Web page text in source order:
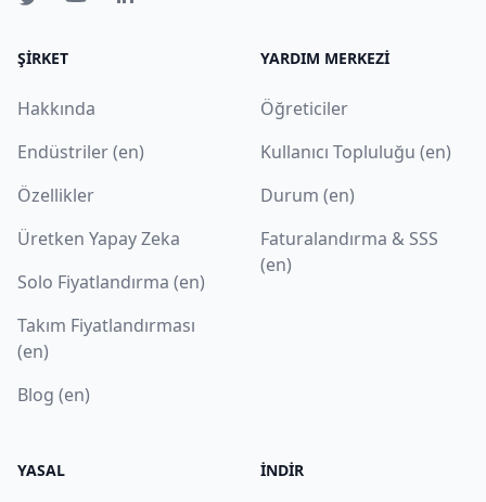
ŞIRKET
Hakkında
Endüstriler (en)
Özellikler
Üretken Yapay Zeka
Solo Fiyatlandırma (en)
Takım Fiyatlandırması
(en)
Blog (en)
YARDIM MERKEZI
Öğreticiler
Kullanıcı Topluluğu (en)
Durum (en)
Faturalandırma & SSS
(en)
YASAL İNDIR